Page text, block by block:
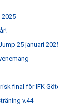
2025
25 januari
final för IFK
v.44